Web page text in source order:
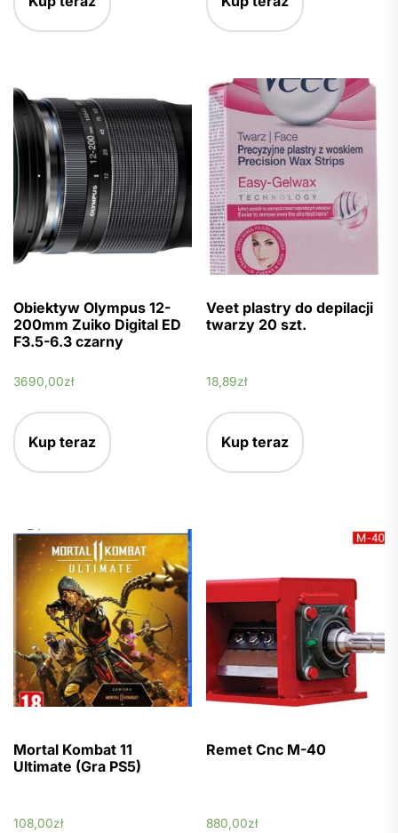
Obiektyw Olympus 12-
200mm Zuiko Digital ED
F3.5-6.3 czarny
3690,00zł
Kup teraz
Veet plastry do depilacji
twarzy 20 szt.
18,89zł
Kup teraz
Mortal Kombat 11
Ultimate (Gra PS5)
108,00zł
Remet Cnc M-40
880,00zł